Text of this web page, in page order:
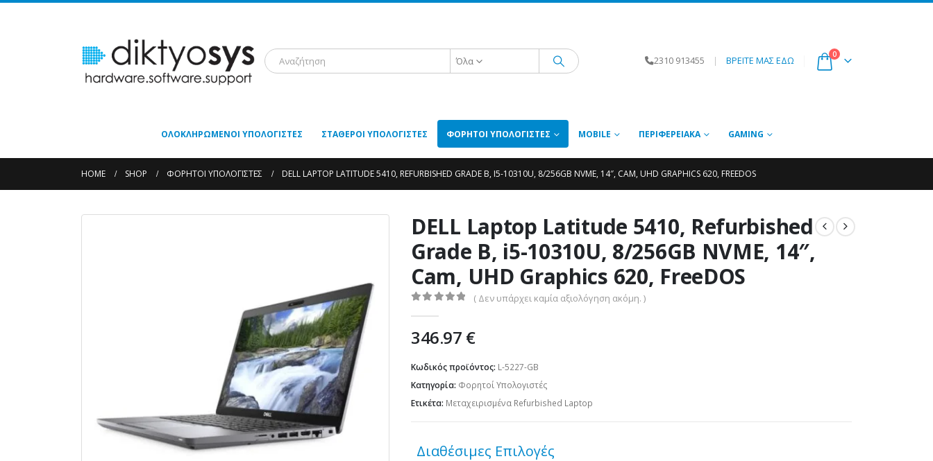
Όλα 2310 913455 | ΒΡΕΙΤΕ ΜΑΣ ΕΔΩ
0
ΟΛΟΚΛΗΡΩΜΈΝΟΙ ΥΠΟΛΟΓΙΣΤΈΣ ΣΤΑΘΕΡΟΊ ΥΠΟΛΟΓΙΣΤΈΣ ΦΟΡΗΤΟΊ ΥΠΟΛΟΓΙΣΤΈΣ MOBILE ΠΕΡΙΦΕΡΕΙΑΚΆ GAMING
HOME SHOP ΦΟΡΗΤΟΊ ΥΠΟΛΟΓΙΣΤΈΣ DELL LAPTOP LATITUDE 5410, REFURBISHED GRADE B, I5-10310U, 8/256GB NVME, 14″, CAM, UHD GRAPHICS 620, FREEDOS
DELL Laptop Latitude 5410, Refurbished
Grade B, i5-10310U, 8/256GB NVME, 14″,
Cam, UHD Graphics 620, FreeDOS
( Δεν υπάρχει καμία αξιολόγηση ακόμη. )
346.97 €
Κωδικός προϊόντος: L-5227-GB
Κατηγορία: Φορητοί Υπολογιστές
Ετικέτα: Μεταχειρισμένα Refurbished Laptop
Διαθέσιμες Επιλογές